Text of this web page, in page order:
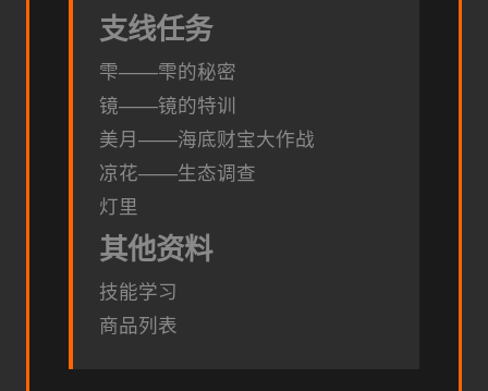
支线任务
雫——雫的秘密
镜——镜的特训
美月——海底财宝大作战
凉花——生态调查
灯里
其他资料
技能学习
商品列表